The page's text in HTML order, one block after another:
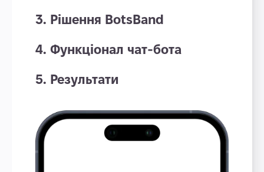
3. Рішення BotsBand
4. Функціонал чат-бота
5. Результати